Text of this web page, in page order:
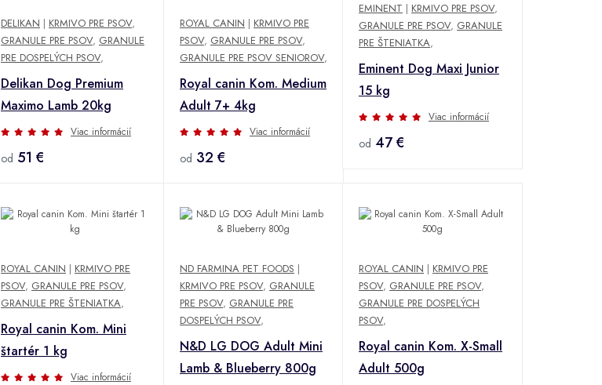
DELIKAN | KRMIVO PRE PSOV,
GRANULE PRE PSOV, GRANULE
PRE DOSPELÝCH PSOV,
Delikan Dog Premium
Maximo Lamb 20kg
Viac informácií
od 51 €
ROYAL CANIN | KRMIVO PRE
PSOV, GRANULE PRE PSOV,
GRANULE PRE PSOV SENIOROV,
Royal canin Kom. Medium
Adult 7+ 4kg
Viac informácií
od 32 €
EMINENT | KRMIVO PRE PSOV,
GRANULE PRE PSOV, GRANULE
PRE ŠTENIATKA,
Eminent Dog Maxi Junior
15 kg
Viac informácií
od 47 €
ROYAL CANIN | KRMIVO PRE
PSOV, GRANULE PRE PSOV,
GRANULE PRE ŠTENIATKA,
Royal canin Kom. Mini
štartér 1 kg
Viac informácií
ND FARMINA PET FOODS |
KRMIVO PRE PSOV, GRANULE
PRE PSOV, GRANULE PRE
DOSPELÝCH PSOV,
N&D LG DOG Adult Mini
Lamb & Blueberry 800g
ROYAL CANIN | KRMIVO PRE
PSOV, GRANULE PRE PSOV,
GRANULE PRE DOSPELÝCH
PSOV,
Royal canin Kom. X-Small
Adult 500g